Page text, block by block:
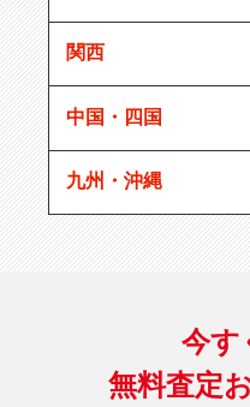
関西
中国・四国
九州・沖縄
今す
無料査定